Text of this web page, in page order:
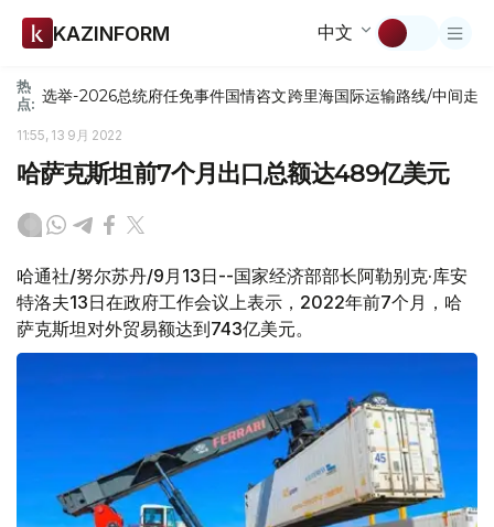
KAZINFORM 中文
热
点: 选举-2026总统府任免事件国情咨文跨里海国际运输路线/中间走廊
11:55, 13 9月 2022
哈萨克斯坦前7个月出口总额达489亿美元
哈通社/努尔苏丹/9月13日--国家经济部部长阿勒别克·库安
特洛夫13日在政府工作会议上表示，2022年前7个月，哈
萨克斯坦对外贸易额达到743亿美元。